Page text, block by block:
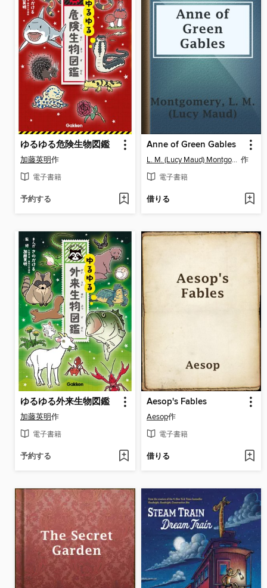
ゆるゆる危険生物図鑑
加藤英明作
電子書籍
予約する
Anne of Green Gables
L. M. (Lucy Maud) Montgomery 作
電子書籍
借りる
ゆるゆる外来生物図鑑
加藤英明作
電子書籍
予約する
Aesop's Fables
Aesop作
電子書籍
借りる